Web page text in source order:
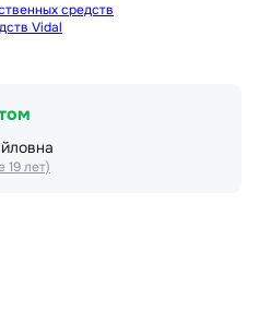
средств
Vidal
лет)